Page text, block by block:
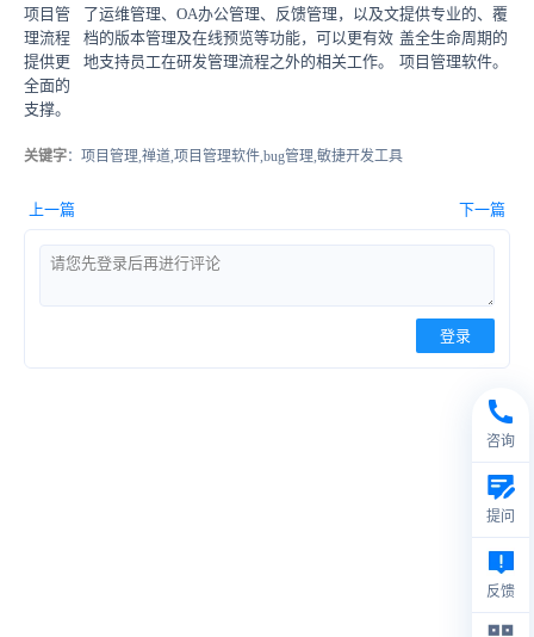
提供专业的、覆
盖全生命周期的
项目管理软件。
了运维管理、OA办公管理、反馈管理，以及文
档的版本管理及在线预览等功能，可以更有效
地支持员工在研发管理流程之外的相关工作。
项目管
理流程
提供更
全面的
支撑。
关键字：项目管理,禅道,项目管理软件,bug管理,敏捷开发工具
上一篇 下一篇
登录
咨询
提问
反馈